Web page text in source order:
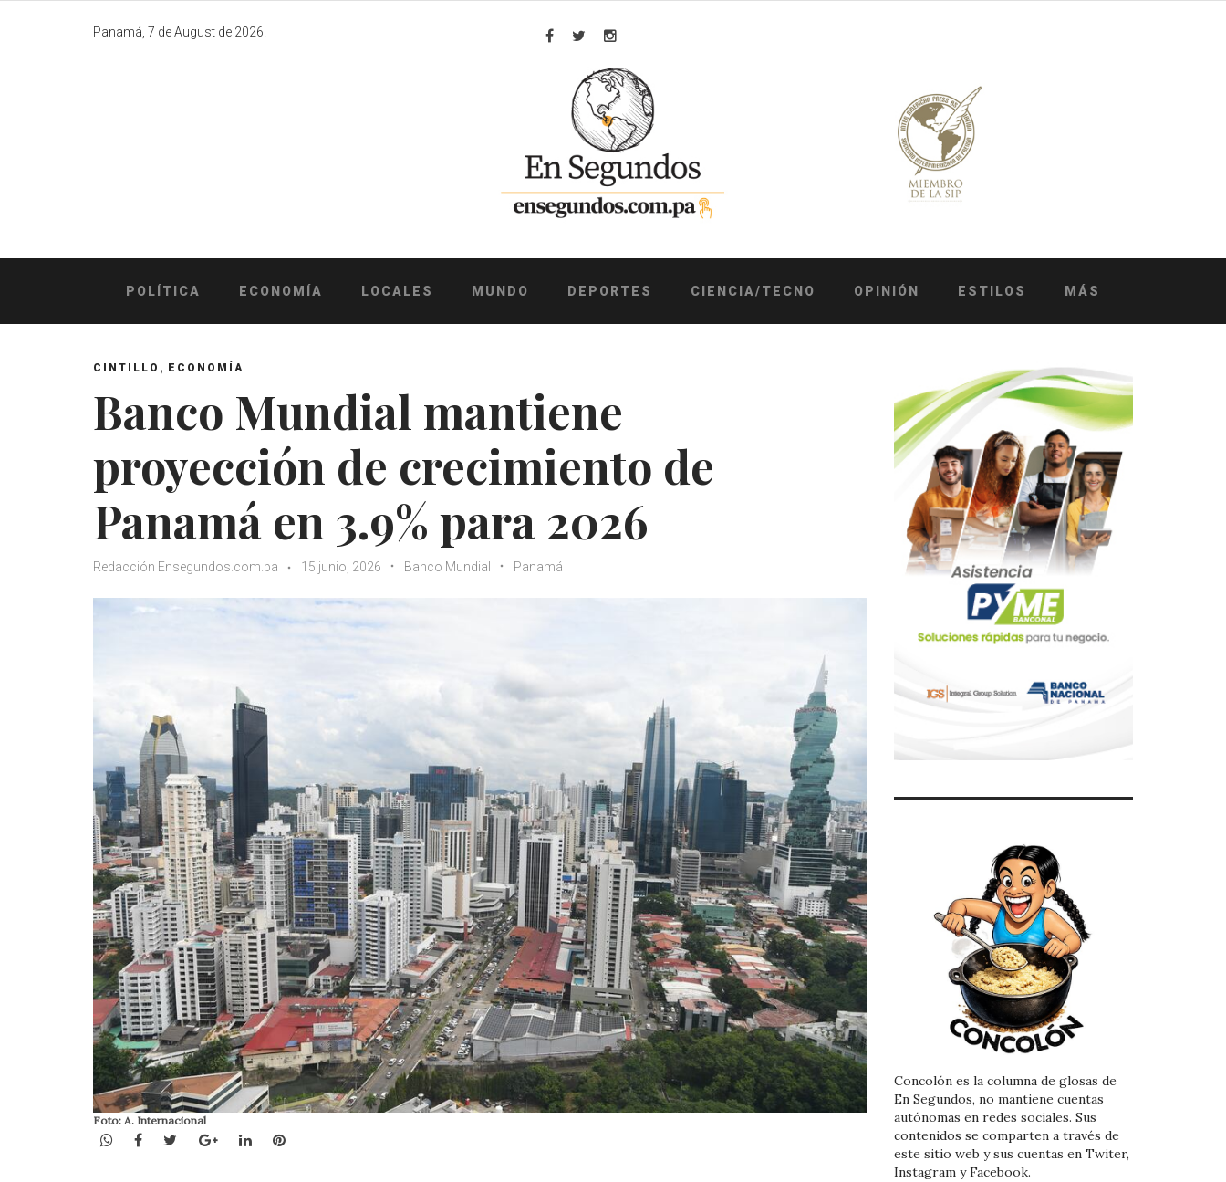
Panamá, 7 de August de 2026.
Facebook
TwitterInstagram
POLÍTICA ECONOMÍA LOCALES MUNDO DEPORTES CIENCIA/TECNO OPINIÓN ESTILOS MÁS
CINTILLO , ECONOMÍA
Banco Mundial mantiene
proyección de crecimiento de
Panamá en 3.9% para 2026
Redacción Ensegundos.com.pa 15 junio, 2026 Banco Mundial Panamá
Foto: A. Internacional
WhatsApp
Facebook
TwitterGoogle+LinkedInPinterest
Concolón es la columna de glosas de
En Segundos, no mantiene cuentas
autónomas en redes sociales. Sus
contenidos se comparten a través de
este sitio web y sus cuentas en Twiter,
Instagram y Facebook.